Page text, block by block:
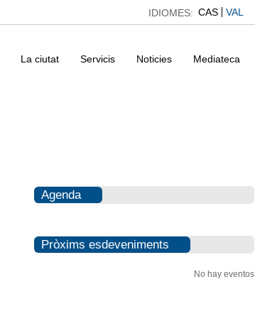
IDIOMES: CAS VAL
La ciutat Servicis Noticies Mediateca
Agenda
Pròxims esdeveniments
No hay eventos